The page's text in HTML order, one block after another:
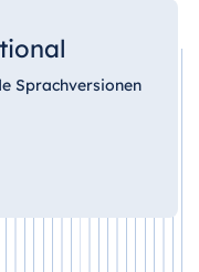
Sprachversionen